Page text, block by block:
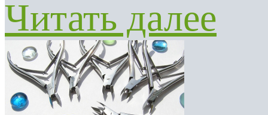
Читать далее